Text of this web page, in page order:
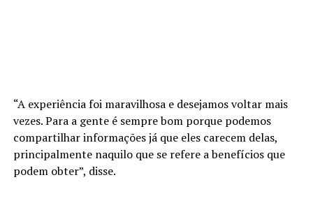
“A experiência foi maravilhosa e desejamos voltar mais
vezes. Para a gente é sempre bom porque podemos
compartilhar informações já que eles carecem delas,
principalmente naquilo que se refere a benefícios que
podem obter”, disse.